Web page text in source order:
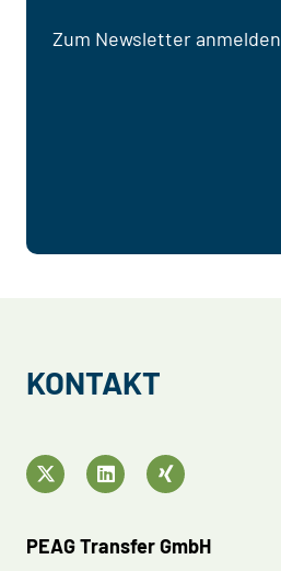
Zum Newsletter anmelden
KONTAKT
PEAG Transfer GmbH